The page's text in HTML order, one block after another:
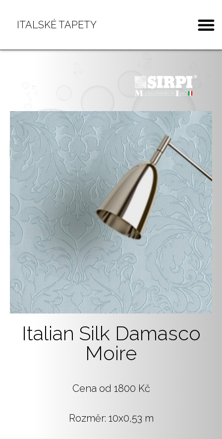
ITALSKÉ TAPETY
Italian Silk Damasco
Moire
Cena od 1800 Kč
Rozměr: 10x0,53 m